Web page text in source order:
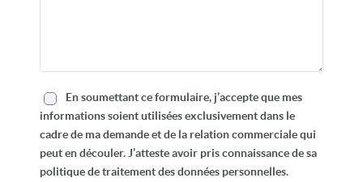
En soumettant ce formulaire, j’accepte que mes
informations soient utilisées exclusivement dans le
cadre de ma demande et de la relation commerciale qui
peut en découler. J’atteste avoir pris connaissance de sa
politique de traitement des données personnelles.